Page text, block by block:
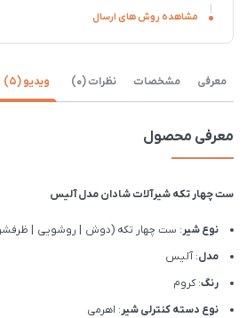
مشاهده روش های ارسال
معرفی مشخصات نظرات (0) ویدیو (5)
معرفی محصول
ست چهار تکه شیرآلات شادان مدل آلیس
نوع شیر: ست چهار تکه (دوش | روشویی |
مدل: آلیس
رنگ: کروم
نوع دسته کنترلی شیر: اهرمی